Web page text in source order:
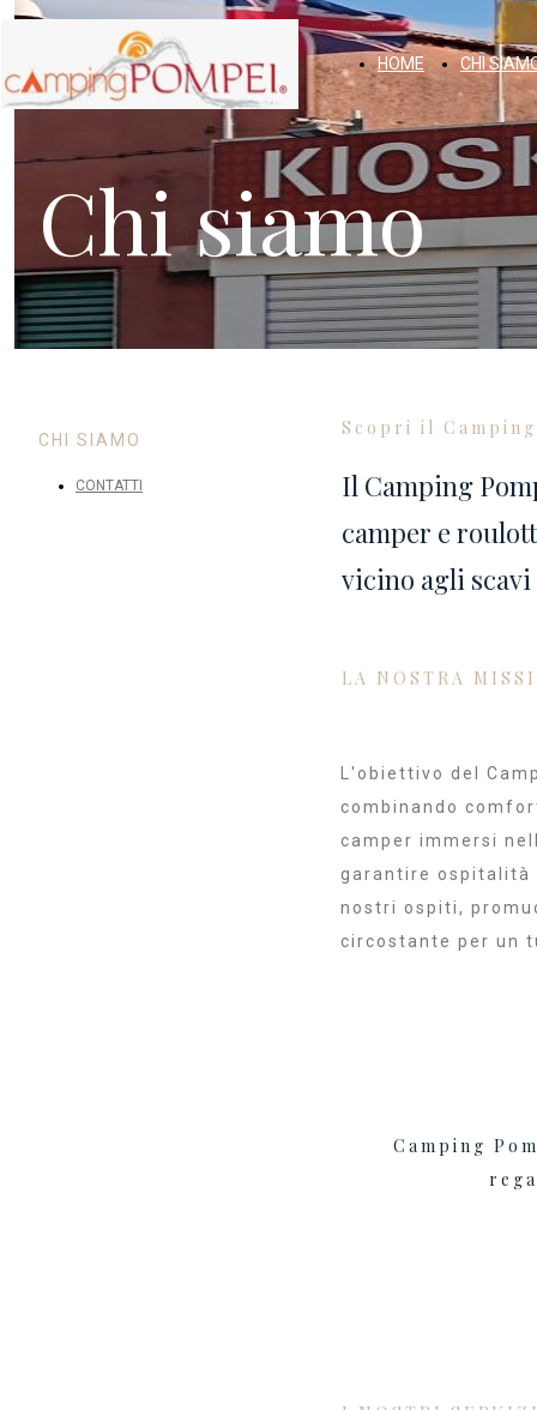
HOME CHI
Chi siamo
Scopri il
CHI SIAMO
Il Camping
camper e
vicino agli
CONTATTI
LA NOSTRA
L'obiettivo del
combinando
camper immersi
garantire
nostri ospiti,
circostante per un
Camping